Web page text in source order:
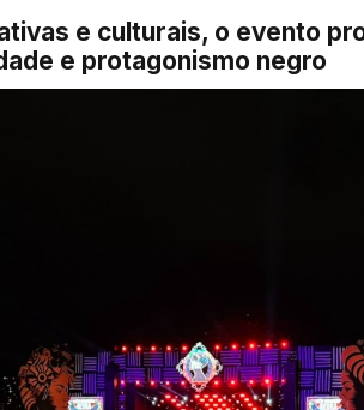
e culturais, o evento
e protagonismo negro